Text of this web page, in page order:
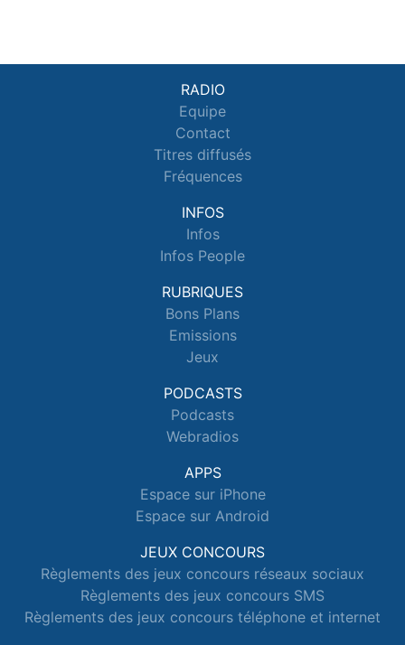
RADIO
Equipe
Contact
Titres diffusés
Fréquences
INFOS
Infos
Infos People
RUBRIQUES
Bons Plans
Emissions
Jeux
PODCASTS
Podcasts
Webradios
APPS
Espace sur iPhone
Espace sur Android
JEUX CONCOURS
Règlements des jeux concours réseaux sociaux
Règlements des jeux concours SMS
Règlements des jeux concours téléphone et internet